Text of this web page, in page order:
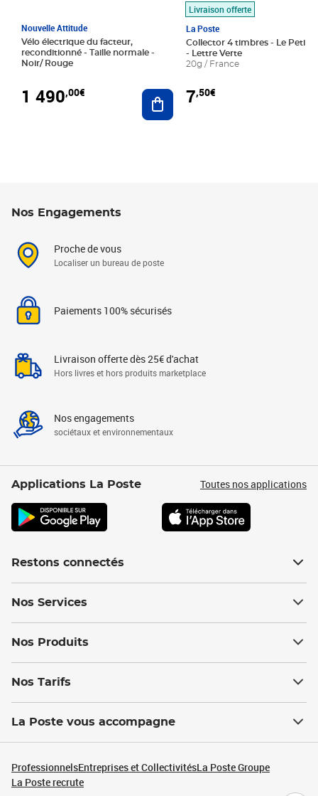
Nouvelle Attitude
Vélo électrique du facteur,
reconditionné - Taille normale -
Noir/ Rouge
1 490,00€ Ajouter au panier
Livraison offerte
La Poste
Collector 4 timbres - Le Petit
- Lettre Verte
20g / France
7,50€
Nos Engagements
Proche de vous
Localiser un bureau de poste
Paiements 100% sécurisés
Livraison offerte dès 25€ d'achat
Hors livres et hors produits marketplace
Nos engagements
sociétaux et environnementaux
Applications La Poste Toutes nos applications
Restons connectés
Nos Services
Nos Produits
Nos Tarifs
La Poste vous accompagne
ProfessionnelsEntreprises et CollectivitésLa Poste Groupe
La Poste recrute